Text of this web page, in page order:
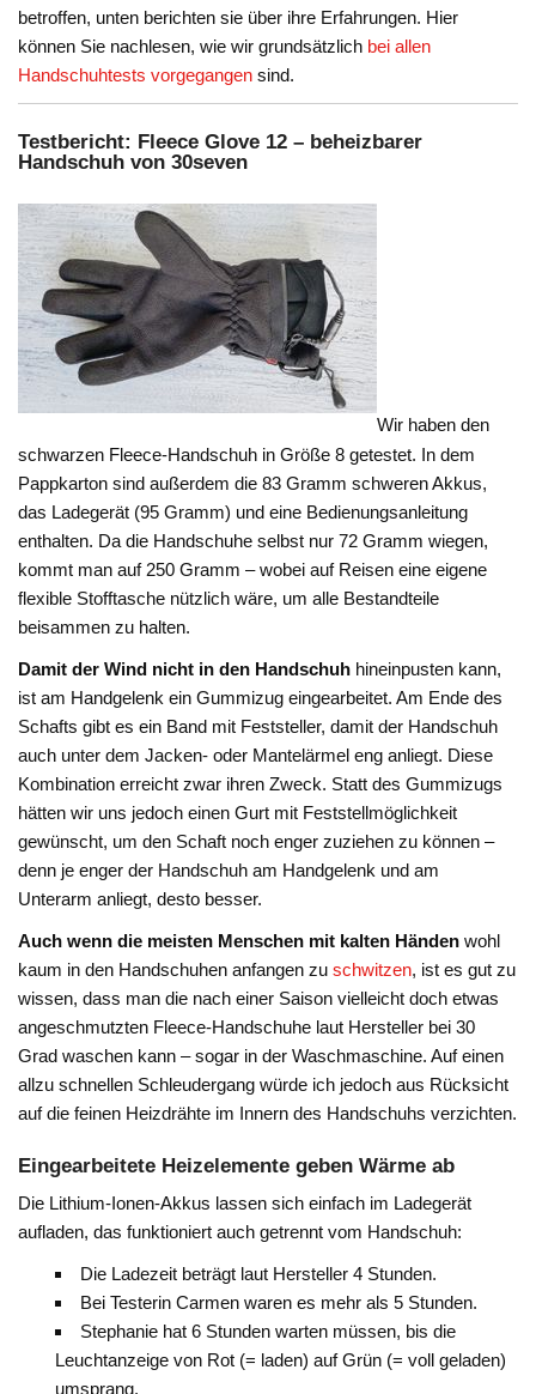
betroffen, unten berichten sie über ihre Erfahrungen. Hier
können Sie nachlesen, wie wir grundsätzlich bei allen
Handschuhtests vorgegangen sind.
Testbericht: Fleece Glove 12 – beheizbarer
Handschuh von 30seven
Wir haben den
schwarzen Fleece-Handschuh in Größe 8 getestet. In dem
Pappkarton sind außerdem die 83 Gramm schweren Akkus,
das Ladegerät (95 Gramm) und eine Bedienungsanleitung
enthalten. Da die Handschuhe selbst nur 72 Gramm wiegen,
kommt man auf 250 Gramm – wobei auf Reisen eine eigene
flexible Stofftasche nützlich wäre, um alle Bestandteile
beisammen zu halten.
Damit der Wind nicht in den Handschuh hineinpusten kann,
ist am Handgelenk ein Gummizug eingearbeitet. Am Ende des
Schafts gibt es ein Band mit Feststeller, damit der Handschuh
auch unter dem Jacken- oder Mantelärmel eng anliegt. Diese
Kombination erreicht zwar ihren Zweck. Statt des Gummizugs
hätten wir uns jedoch einen Gurt mit Feststellmöglichkeit
gewünscht, um den Schaft noch enger zuziehen zu können –
denn je enger der Handschuh am Handgelenk und am
Unterarm anliegt, desto besser.
Auch wenn die meisten Menschen mit kalten Händen wohl
kaum in den Handschuhen anfangen zuschwitzen, ist es gut zu
wissen, dass man die nach einer Saison vielleicht doch etwas
angeschmutzten Fleece-Handschuhe laut Hersteller bei 30
Grad waschen kann – sogar in der Waschmaschine. Auf einen
allzu schnellen Schleudergang würde ich jedoch aus Rücksicht
auf die feinen Heizdrähte im Innern des Handschuhs verzichten.
Eingearbeitete Heizelemente geben Wärme ab
Die Lithium-Ionen-Akkus lassen sich einfach im Ladegerät
aufladen, das funktioniert auch getrennt vom Handschuh:
Die Ladezeit beträgt laut Hersteller 4 Stunden.
Bei Testerin Carmen waren es mehr als 5 Stunden.
Stephanie hat 6 Stunden warten müssen, bis die
Leuchtanzeige von Rot (= laden) auf Grün (= voll geladen)
umsprang.